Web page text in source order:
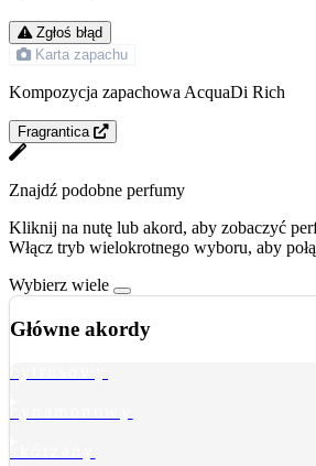
Zgłoś błąd
Karta zapachu
Kompozycja zapachowa AcquaDi Rich
Fragrantica
Znajdź podobne perfumy
Kliknij na nutę lub akord, aby zobaczyć
Włącz tryb wielokrotnego wyboru, aby
Wybierz wiele
Główne akordy